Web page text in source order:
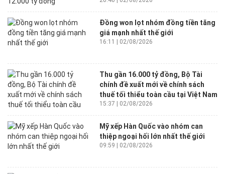
Đồng won lọt nhóm đồng tiền tăng
giá mạnh nhất thế giới
16:11 | 02/08/2026
Thu gần 16.000 tỷ đồng, Bộ Tài
chính đề xuất mới về chính sách
thuế tối thiểu toàn cầu tại Việt Nam
15:37 | 02/08/2026
Mỹ xếp Hàn Quốc vào nhóm can
thiệp ngoại hối lớn nhất thế giới
09:59 | 02/08/2026